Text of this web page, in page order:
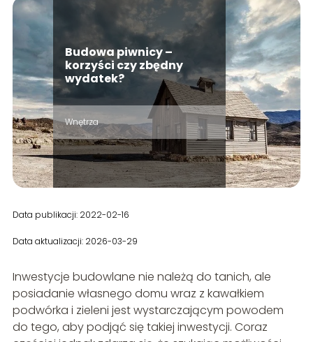
Budowa piwnicy –
korzyści czy zbędny
wydatek?
Wnętrza
Data publikacji: 2022-02-16
Data aktualizacji: 2026-03-29
Inwestycje budowlane nie należą do tanich, ale
posiadanie własnego domu wraz z kawałkiem
podwórka i zieleni jest wystarczającym powodem
do tego, aby podjąć się takiej inwestycji. Coraz